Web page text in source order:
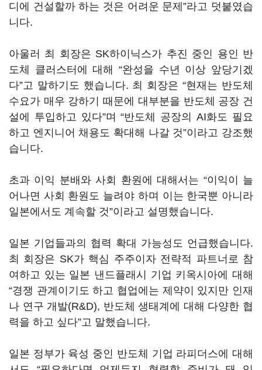
디에 건설할까 하는 것은 어려운 문제”라고 덧붙였습
니다.
아울러 최 회장은 SK하이닉스가 추진 중인 용인 반
도체 클러스터에 대해 “완성을 수년 이상 앞당기겠
다”고 말하기도 했습니다. 최 회장은 “현재는 반도체
수요가 매우 강하기 때문에 대부분을 반도체 공장 건
설에 투입하고 있다”며 “반도체 공장의 AI화도 필요
하고 엔지니어 채용도 확대해 나갈 것”이라고 강조했
습니다.
초과 이익 분배와 사회 환원에 대해서는 “이익이 늘
어나면 사회 환원도 늘려야 하며 이는 한국뿐 아니라
일본에서도 계속할 것”이라고 설명했습니다.
일본 기업들과의 협력 확대 가능성도 언급했습니다.
최 회장은 SK가 핵심 주주이자 전략적 파트너로 참
여하고 있는 일본 낸드플래시 기업 키옥시아에 대해
“경쟁 관계이기도 하고 협업에는 제약이 있지만 인재
나 연구 개발(R&D), 반도체 생태계에 대해 다양한 협
력을 하고 싶다”고 말했습니다.
일본 정부가 육성 중인 반도체 기업 라피더스에 대해